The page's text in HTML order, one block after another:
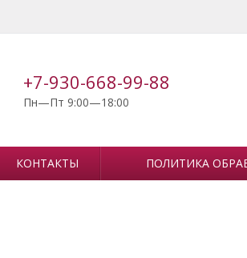
+7-930-668-99-88
Пн—Пт 9:00—18:00
КОНТАКТЫ ПОЛИТИКА